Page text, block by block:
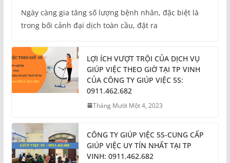
Ngày càng gia tăng số lượng bệnh nhân, đặc biệt là
trong bối cảnh đại dịch toàn cầu, đặt ra
LỢI ÍCH VƯỢT TRỘI CỦA DỊCH VỤ
GIÚP VIỆC THEO GIỜ TẠI TP VINH
CỦA CÔNG TY GIÚP VIỆC 5S:
0911.462.682
Tháng Mười Một 4, 2023
CÔNG TY GIÚP VIỆC 5S-CUNG CẤP
GIÚP VIỆC UY TÍN NHẤT TẠI TP
VINH: 0911.462.682